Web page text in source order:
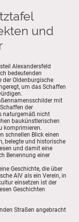
und
Alexandersfeld
bedeutenden
der Oldenburgische
um das Schaffen
mit
der
naturgemäß nicht
baukünstlerischen
komprimieren.
schnellen Blick einen
belegte und historische
und damit eine
Benennung einer
Geschichte, die über
AIV als ein Verein, in
einsetzen ist der
Geschichten
Straßen angebracht